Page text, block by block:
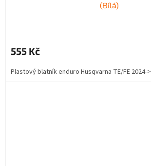
(Bílá)
555 Kč
Plastový blatník enduro Husqvarna TE/FE 2024->